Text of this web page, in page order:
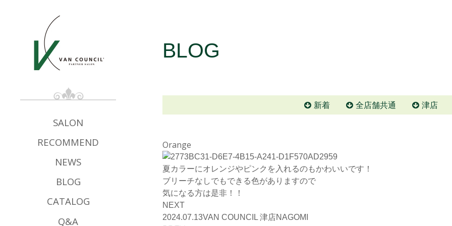
BLOG
新着 全店舗共通 津店
Orange
夏カラーにオレンジやピンクを入れるのもかわいいです！
ブリーチなしでもできる色がありますので
気になる方は是非！！
NEXT
2024.07.13VAN COUNCIL 津店NAGOMI
SALON
RECOMMEND
NEWS
BLOG
CATALOG
Q&A